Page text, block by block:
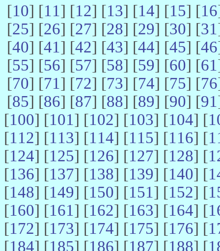
[10] [11] [12] [13] [14] [15] [16
[25] [26] [27] [28] [29] [30] [31
[40] [41] [42] [43] [44] [45] [46
[55] [56] [57] [58] [59] [60] [61
[70] [71] [72] [73] [74] [75] [76
[85] [86] [87] [88] [89] [90] [91
[100] [101] [102] [103] [104] [
[112] [113] [114] [115] [116] [
[124] [125] [126] [127] [128] [
[136] [137] [138] [139] [140] [
[148] [149] [150] [151] [152] [
[160] [161] [162] [163] [164] [
[172] [173] [174] [175] [176] [
[184] [185] [186] [187] [188] [